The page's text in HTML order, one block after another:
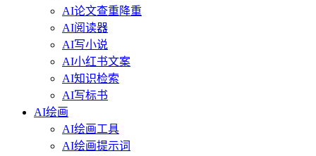
AI论文查重降重
AI阅读器
AI写小说
AI小红书文案
AI知识检索
AI写标书
AI绘画
AI绘画工具
AI绘画提示词